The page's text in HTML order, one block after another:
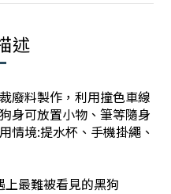
述
廢料製作，利用撞色車線
身可放置小物、筆等隨身
情境:提水杯、手機掛繩、
最難被看見的黑狗